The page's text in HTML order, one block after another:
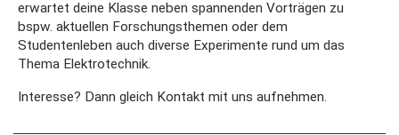
erwartet deine Klasse neben spannenden Vorträgen zu
bspw. aktuellen Forschungsthemen oder dem
Studentenleben auch diverse Experimente rund um das
Thema Elektrotechnik.
Interesse? Dann gleich Kontakt mit uns aufnehmen.